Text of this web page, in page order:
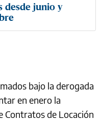
desde junio y
bajo la derogada
en enero la
Contratos de Locación